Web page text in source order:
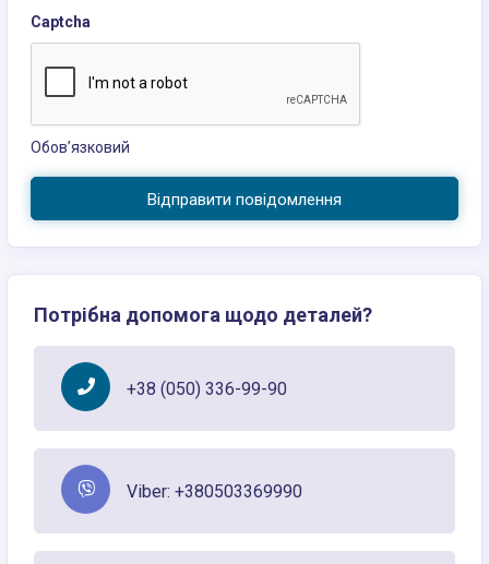
Captcha
Обов’язковий
Відправити повідомлення
Потрібна допомога щодо деталей?
+38 (050) 336-99-90
Viber: +380503369990